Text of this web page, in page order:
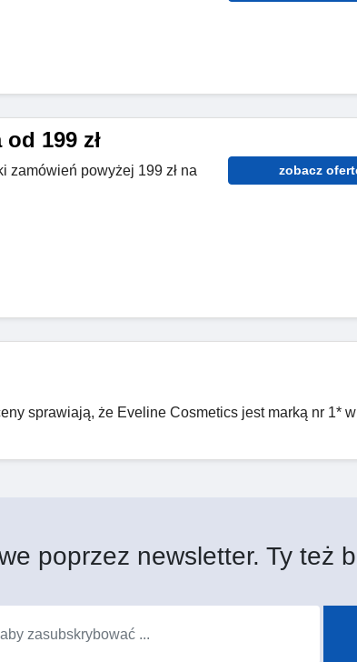
199 zł
zamówień powyżej 199 zł na
zobacz
sprawiają, że Eveline Cosmetics jest marką nr 1*
poprzez newsletter. Ty też